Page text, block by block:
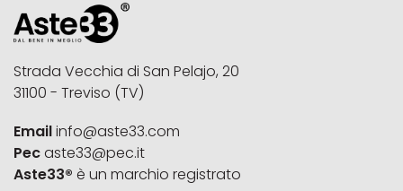
Strada Vecchia di San Pelajo, 20
31100 - Treviso (TV)
Emailinfo@aste33.com
Pecaste33@pec.it
Aste33® è un marchio registrato